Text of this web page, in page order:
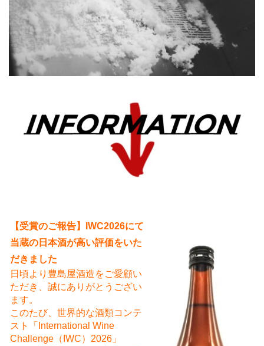
【受賞のご報告】IWC2026にて
当蔵の日本酒が高い評価をいた
だきました
日頃より豊島屋酒造をご愛顧い
ただき、誠にありがとうござい
ます。
このたび、世界的な酒類コンテ
スト「International Wine
Challenge（IWC）2026」